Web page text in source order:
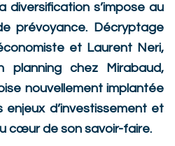
diversification s’impose au
prévoyance. Décryptage
et Laurent Neri,
planning chez Mirabaud,
nouvellement implantée
d’investissement et
cœur de son savoir-faire.